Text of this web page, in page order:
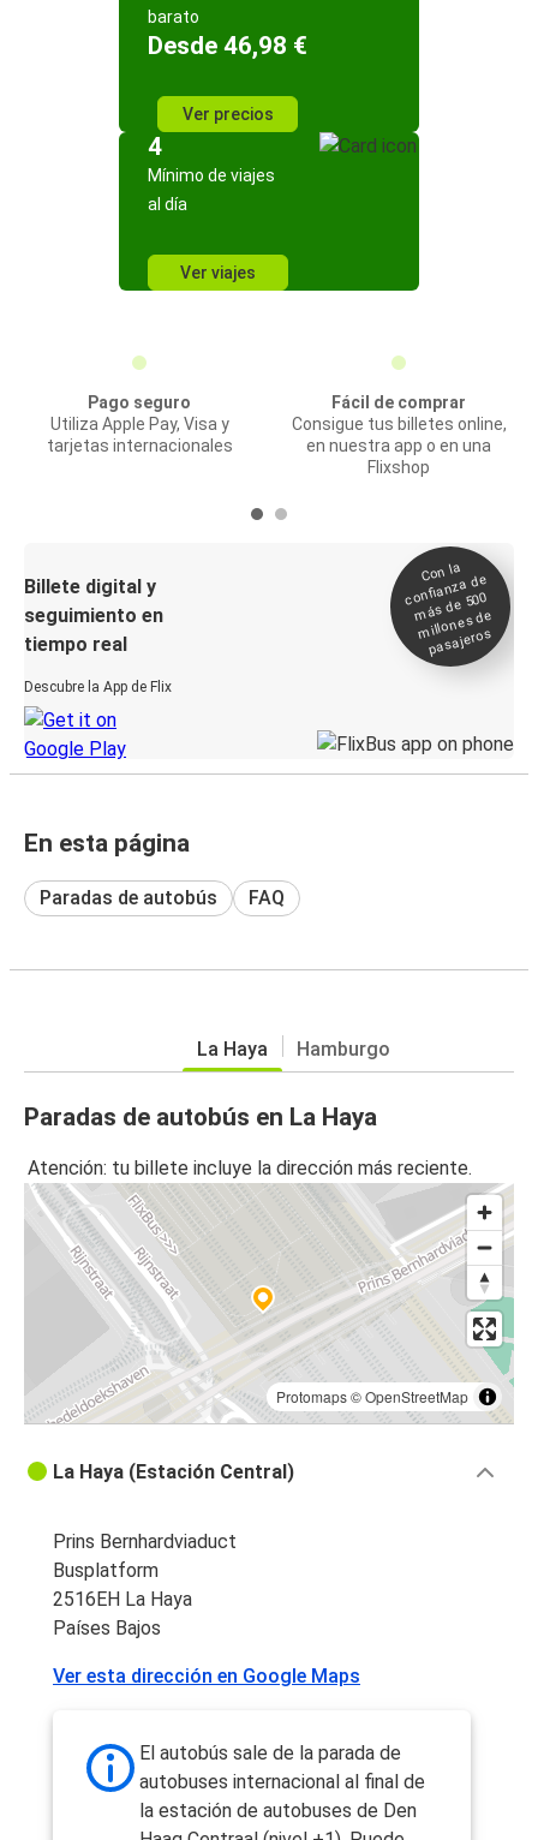
barato
Desde 46,98 €
Ver precios
4
Mínimo de viajes
al día
Ver viajes
Pago seguro
Utiliza Apple Pay, Visa y
tarjetas internacionales
Fácil de comprar
Consigue tus billetes online,
en nuestra app o en una
Flixshop
Billete digital y
seguimiento en
tiempo real
Descubre la App de Flix
Con la
confianza de
más de 500
millones de
pasajeros
En esta página
Paradas de autobús FAQ
La Haya Hamburgo
Paradas de autobús en La Haya
Atención: tu billete incluye la dirección más reciente.
Protomaps©OpenStreetMap
La Haya (Estación Central)
Prins Bernhardviaduct
Busplatform
2516EH La Haya
Países Bajos
Ver esta dirección en Google Maps
El autobús sale de la parada de
autobuses internacional al final de
la estación de autobuses de Den